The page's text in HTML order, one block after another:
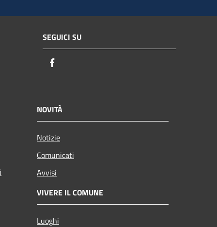
SEGUICI SU
NOVITÀ
Notizie
Comunicati
Avvisi
VIVERE IL COMUNE
Luoghi